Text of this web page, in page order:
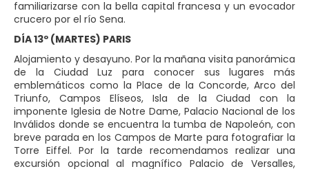
familiarizarse con la bella capital francesa y un evocador
crucero por el río Sena.
DÍA 13º (MARTES) PARIS
Alojamiento y desayuno. Por la mañana visita panorámica
de la Ciudad Luz para conocer sus lugares más
emblemáticos como la Place de la Concorde, Arco del
Triunfo, Campos Elíseos, Isla de la Ciudad con la
imponente Iglesia de Notre Dame, Palacio Nacional de los
Inválidos donde se encuentra la tumba de Napoleón, con
breve parada en los Campos de Marte para fotografiar la
Torre Eiffel. Por la tarde recomendamos realizar una
excursión opcional al magnífico Palacio de Versalles,